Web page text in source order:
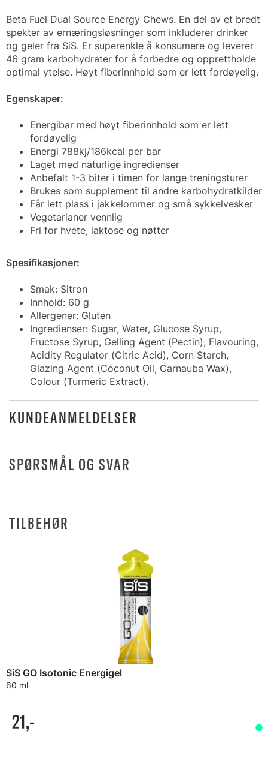
Beta Fuel Dual Source Energy Chews. En del av et bredt
spekter av ernæringsløsninger som inkluderer drinker
og geler fra SiS. Er superenkle å konsumere og leverer
46 gram karbohydrater for å forbedre og opprettholde
optimal ytelse. Høyt fiberinnhold som er lett fordøyelig.
Egenskaper:
Energibar med høyt fiberinnhold som er lett
fordøyelig
Energi 788kj/186kcal per bar
Laget med naturlige ingredienser
Anbefalt 1-3 biter i timen for lange treningsturer
Brukes som supplement til andre karbohydratkilder
Får lett plass i jakkelommer og små sykkelvesker
Vegetarianer vennlig
Fri for hvete, laktose og nøtter
Spesifikasjoner:
Smak: Sitron
Innhold: 60 g
Allergener: Gluten
Ingredienser: Sugar, Water, Glucose Syrup,
Fructose Syrup, Gelling Agent (Pectin), Flavouring,
Acidity Regulator (Citric Acid), Corn Starch,
Glazing Agent (Coconut Oil, Carnauba Wax),
Colour (Turmeric Extract).
KUNDEANMELDELSER
SPØRSMÅL OG SVAR
TILBEHØR
SiS GO Isotonic Energigel
60 ml
21,-